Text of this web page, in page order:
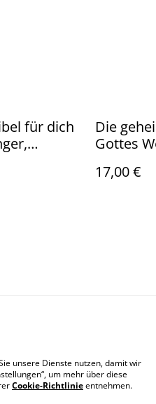
für dich
Die
Gottes
17,00 €
unsere Dienste nutzen, damit wir
um mehr über diese
Cookie-Richtlinieentnehmen.